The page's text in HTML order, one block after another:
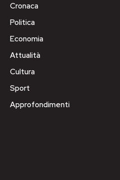
Cronaca
Politica
Economia
Attualità
Cultura
Sport
Approfondimenti